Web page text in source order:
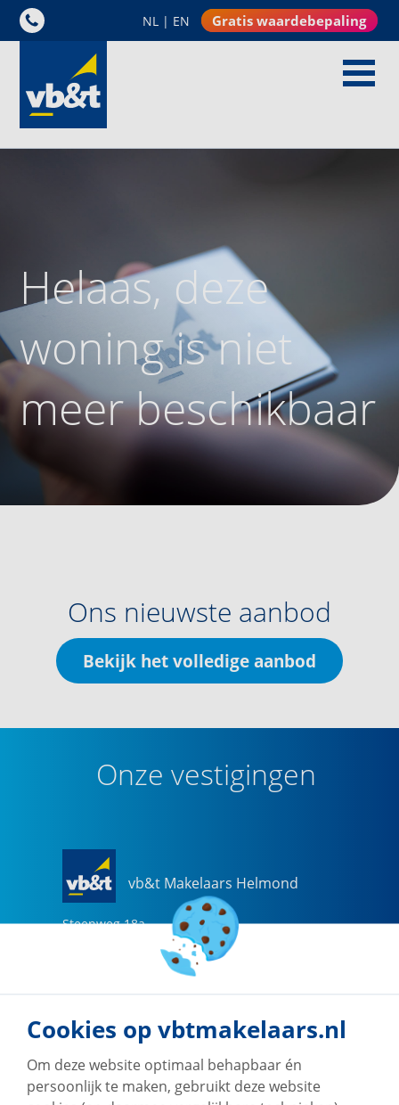
NL | EN Gratis waardebepaling
Helaas, deze
woning is niet
meer beschikbaar
Ons nieuwste aanbod
Bekijk het volledige aanbod
Onze vestigingen
vb&t Makelaars Helmond
Steenweg 18a
helmond@vbtmakelaars.nl
Naar vestiging
Cookies op vbtmakelaars.nl
Om deze website optimaal behapbaar én
persoonlijk te maken, gebruikt deze website